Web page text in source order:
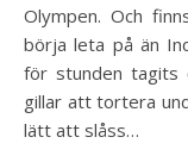
Olympen. Och
börja leta på än
för stunden tagits
gillar att tortera
lätt att slåss…